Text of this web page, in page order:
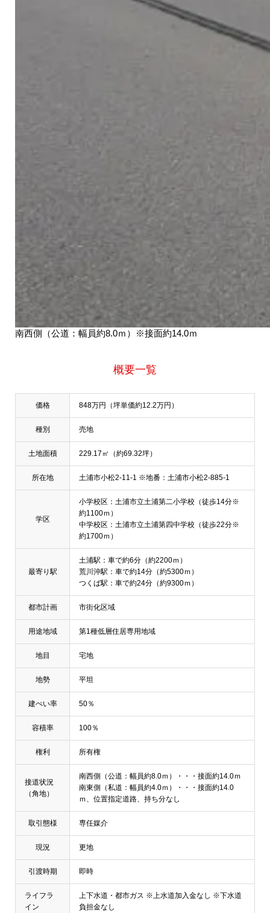
南西側（公道：幅員約8.0ｍ）※接面約14.0ｍ
概要一覧
価格 848万円（坪単価約12.2万円）
種別 売地
土地面積 229.17㎡（約69.32坪）
所在地 土浦市小松2-11-1 ※地番：土浦市小松2-885-1
学区
小学校区：土浦市立土浦第二小学校（徒歩14分※
約1100ｍ）
中学校区：土浦市立土浦第四中学校（徒歩22分※
約1700ｍ）
最寄り駅
土浦駅：車で約6分（約2200ｍ）
荒川沖駅：車で約14分（約5300ｍ）
つくば駅：車で約24分（約9300ｍ）
都市計画 市街化区域
用途地域 第1種低層住居専用地域
地目 宅地
地勢 平坦
建ぺい率 50％
容積率 100％
権利 所有権
接道状況
（角地）
南西側（公道：幅員約8.0ｍ）・・・接面約14.0ｍ
南東側（私道：幅員約4.0ｍ）・・・接面約14.0
ｍ、位置指定道路、持ち分なし
取引態様 専任媒介
現況 更地
引渡時期 即時
ライフラ
イン
上下水道・都市ガス ※上水道加入金なし ※下水道
負担金なし